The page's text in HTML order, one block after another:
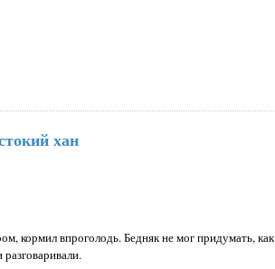
хан
кормил впроголодь. Бедняк не мог придумать, как